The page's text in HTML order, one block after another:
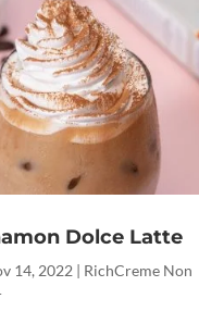
Dolce Latte
14, 2022 | RichCreme Non